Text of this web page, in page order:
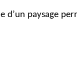
d’un paysage